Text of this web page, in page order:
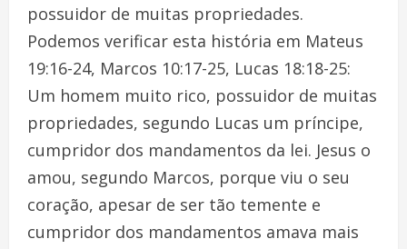
possuidor de muitas propriedades.
Podemos verificar esta história em Mateus
19:16-24, Marcos 10:17-25, Lucas 18:18-25:
Um homem muito rico, possuidor de muitas
propriedades, segundo Lucas um príncipe,
cumpridor dos mandamentos da lei. Jesus o
amou, segundo Marcos, porque viu o seu
coração, apesar de ser tão temente e
cumpridor dos mandamentos amava mais